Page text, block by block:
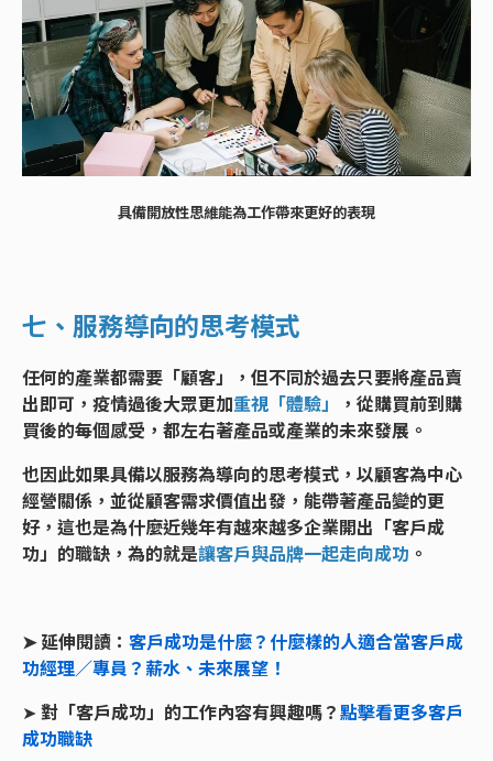
具備開放性思維能為工作帶來更好的表現
七、服務導向的思考模式
任何的產業都需要「顧客」，但不同於過去只要將產品賣
出即可，疫情過後大眾更加重視「體驗」
，從購買前到購
買後的每個感受，都左右著產品或產業的未來發展。
也因此如果具備以服務為導向的思考模式，以顧客為中心
經營關係，並從顧客需求價值出發，能帶著產品變的更
好，這也是為什麼近幾年有越來越多企業開出「客戶成
功」的職缺，為的就是讓客戶與品牌一起走向成功 。
➤ 延伸閱讀： 客戶成功是什麼？什麼樣的人適合當客戶成
功經理／專員？薪水、未來展望！
➤ 對「客戶成功」的工作內容有興趣嗎？點擊看更多客戶
成功職缺